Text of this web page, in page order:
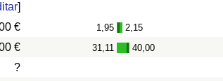
]
€ 1,95 - 2,15
€ 31,11 - 40,00
?